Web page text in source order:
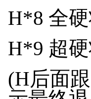
H*8 全
H*9 超
(H后面